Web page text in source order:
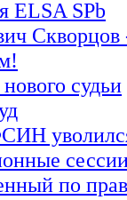
ELSA SPb
Скворцов
судьи
по